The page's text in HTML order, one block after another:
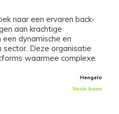
naar een ervaren back-
aan krachtige
dynamische en
sector. Deze organisatie
waarmee complexe
Hengelo
Vaste baan